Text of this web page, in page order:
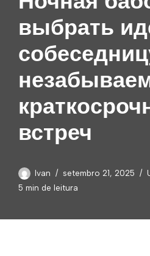
выбрать
встреч
Ivan setembro 21, 2025
5 min de leitura